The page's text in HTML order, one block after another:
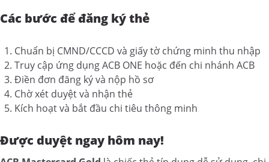
Các bước để đăng ký thẻ
Chuẩn bị CMND/CCCD và giấy tờ chứng minh thu nhập
Truy cập ứng dụng ACB ONE hoặc đến chi nhánh ACB
Điền đơn đăng ký và nộp hồ sơ
Chờ xét duyệt và nhận thẻ
Kích hoạt và bắt đầu chi tiêu thông minh
Được duyệt ngay hôm nay!